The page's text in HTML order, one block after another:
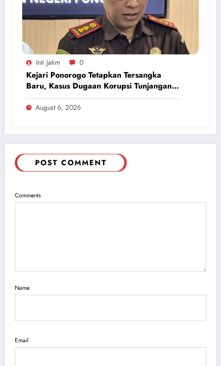
Inti Jatim 0
Kejari Ponorogo Tetapkan Tersangka
Baru, Kasus Dugaan Korupsi Tunjangan
Perumahan DPRD 2023-2026
August 6, 2026
POST COMMENT
Comments
Name
Email